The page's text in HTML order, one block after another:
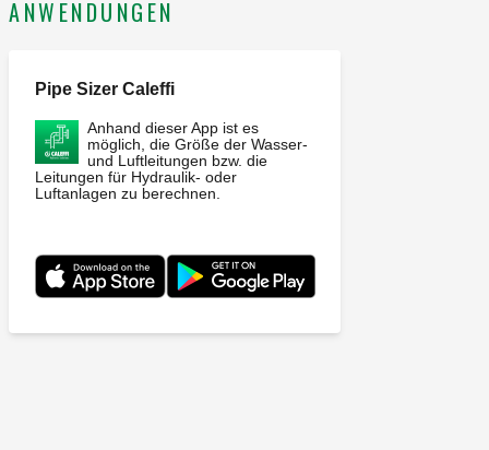
ANWENDUNGEN
Pipe Sizer Caleffi
Anhand dieser App ist es
möglich, die Größe der Wasser-
und Luftleitungen bzw. die
Leitungen für Hydraulik- oder
Luftanlagen zu berechnen.